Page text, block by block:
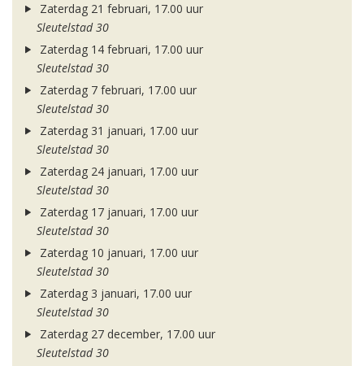
Zaterdag 21 februari, 17.00 uur
Sleutelstad 30
Zaterdag 14 februari, 17.00 uur
Sleutelstad 30
Zaterdag 7 februari, 17.00 uur
Sleutelstad 30
Zaterdag 31 januari, 17.00 uur
Sleutelstad 30
Zaterdag 24 januari, 17.00 uur
Sleutelstad 30
Zaterdag 17 januari, 17.00 uur
Sleutelstad 30
Zaterdag 10 januari, 17.00 uur
Sleutelstad 30
Zaterdag 3 januari, 17.00 uur
Sleutelstad 30
Zaterdag 27 december, 17.00 uur
Sleutelstad 30